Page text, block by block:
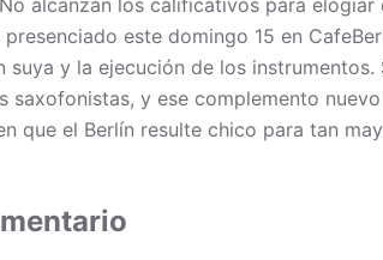
presenciado este domingo 15 en
suya y la ejecución de los
saxofonistas, y ese complemento
que el Berlín resulte chico para tan